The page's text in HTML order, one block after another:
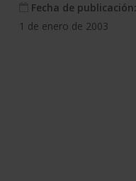
Fecha de publicación:
1 de enero de 2003